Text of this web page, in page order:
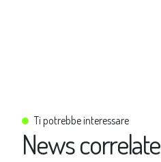
Ti potrebbe interessare
News correlate